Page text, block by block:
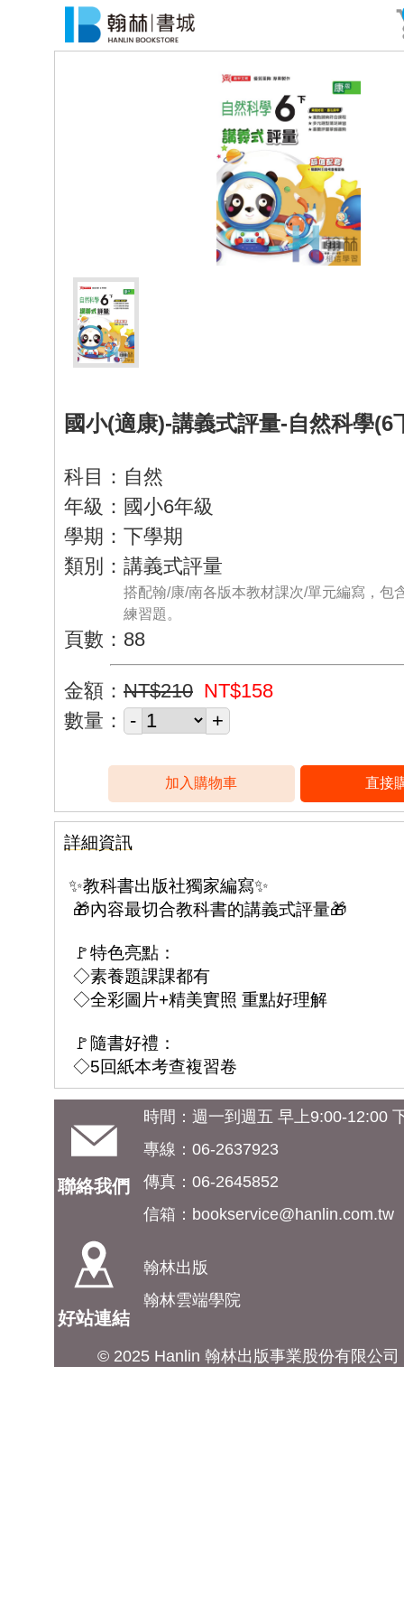
國小(適康)-講義式評量-自然科學(6
科目：自然
年級：國小6年級
學期：下學期
類別：講義式評量
搭配翰/康/南各版本教材課次/單元編寫，包
練習題。
頁數：88
金額： NT$210 NT$158
數量：
詳細資訊
✨教科書出版社獨家編寫✨
🎁內容最切合教科書的講義式評量🎁
🚩特色亮點：
◇素養題課課都有
◇全彩圖片+精美實照 重點好理解
🚩隨書好禮：
◇5回紙本考查複習卷
聯絡我們
時間：週一到週五 早上9:00-12:00
專線：06-2637923
傳真：06-2645852
信箱： bookservice@hanlin.com.tw
好站連結
翰林出版
翰林雲端學院
© 2025 Hanlin 翰林出版事業股份有限公司